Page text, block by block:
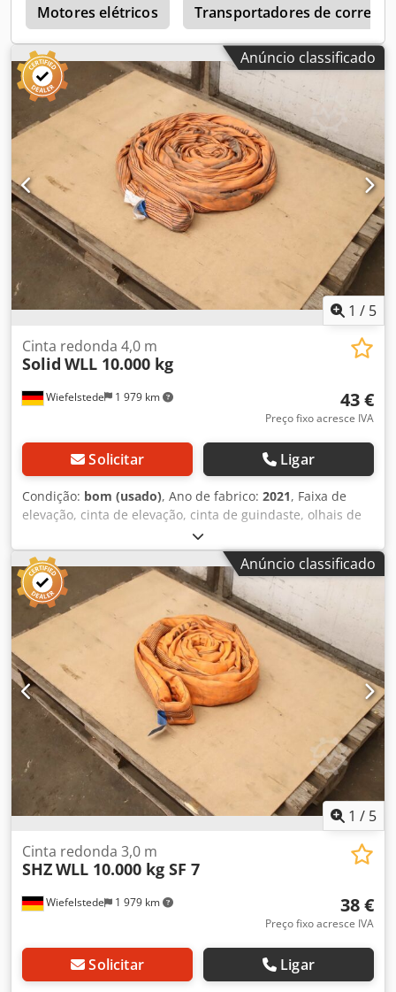
Motores elétricos Transportadores de correia
Anúncio classificado
1 / 5
Wiefelstede 1 979 km
Cinta redonda 4,0 m
Solid WLL 10.000 kg
43 €
Preço fixo acresce IVA
Solicitar Ligar
Condição: bom (usado), Ano de fabrico: 2021, Faixa de
elevação, cinta de elevação, cinta de guindaste, olhais de
elevação, olhais circulares, mangueira de tecelagem dupla
-Fabricante: Solid, olhais circulares, mangueira de
tecelagem dupla | EN 1492/1-2 -Tipo/Capacidade de carga:
Carga de trabalho segura (WLL) 10.000 kg -Comprimento:
4,0 m -Quantidade: 4 olhais circulares disponíveis -Preço:
por unidade -Dimensões de transporte: Ø 540 x 100 mm -
Peso: 7,3 kg/unidade Cedpfxszrl Nre Adwerf
Anúncio classificado
1 / 5
Wiefelstede 1 979 km
Cinta redonda 3,0 m
SHZWLL 10.000 kg SF 7
38 €
Preço fixo acresce IVA
Solicitar Ligar